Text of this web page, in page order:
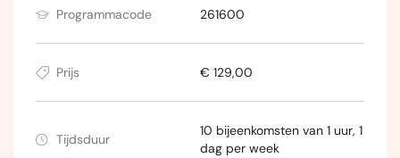
Programmacode 261600
Prijs € 129,00
Tijdsduur
10 bijeenkomsten van 1 uur, 1
dag per week